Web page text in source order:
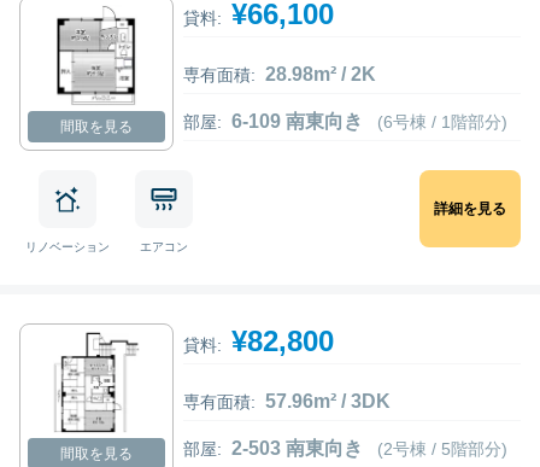
間取を見る
貸料: ¥66,100
専有面積: 28.98m² / 2K
部屋: 6-109 南東向き (6号棟 / 1階部分)
リノベーション エアコン
詳細を見る
間取を見る
貸料: ¥82,800
専有面積: 57.96m² / 3DK
部屋: 2-503 南東向き (2号棟 / 5階部分)